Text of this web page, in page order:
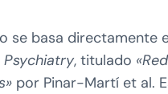
se basa directamente
, titulado
por Pinar-Martí et al.